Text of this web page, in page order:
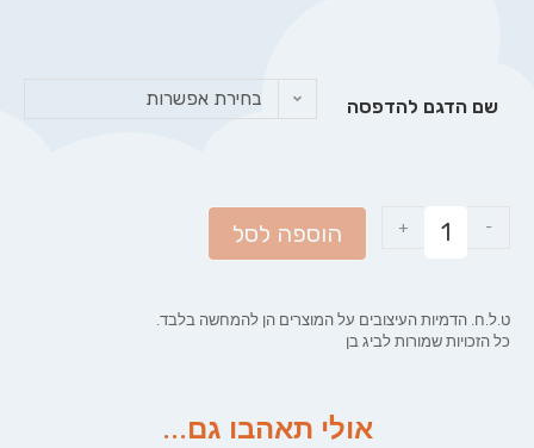
שם הדגם להדפסה בחירת אפשרות
-
+ הוספה לסל
ט.ל.ח. הדמיות העיצובים על המוצרים הן להמחשה בלבד.
כל הזכויות שמורות לביג בן
אולי תאהבו גם...